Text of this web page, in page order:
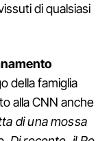
di qualsiasi
della famiglia
alla CNN anche
di una mossa